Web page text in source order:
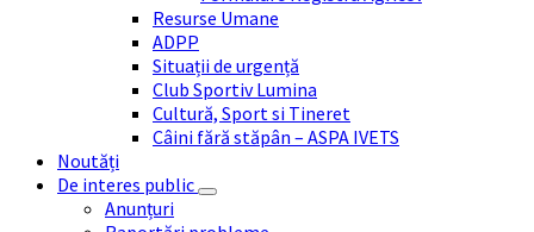
Resurse Umane
ADPP
Situații de urgență
Club Sportiv Lumina
Cultură, Sport si Tineret
Câini fără stăpân – ASPA IVETS
Noutăți
De interes public
Anunțuri